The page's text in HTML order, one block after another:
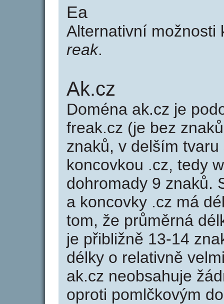
Ea
Alternativní možnosti
reak.
Ak.cz
Doména ak.cz je
freak.cz (je bez
znaků, v delším
koncovkou .cz, tedy
dohromady 9 znaků.
a koncovky .cz má
tom, že průměrná
je přibližně 13-14
délky o relativně
ak.cz neobsahuje
oproti pomlčkovým